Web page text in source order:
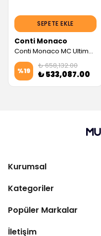
SEPETE EKLE
Conti Monaco
Conti Monaco MC Ultima Tam Otomatik Espresso Makinesi (2 Gruplu, Siyah) (Servis Garantili)
%19
₺ 658,132.00
₺ 533,087.00
Kurumsal
Kategoriler
Popüler Markalar
İletişim